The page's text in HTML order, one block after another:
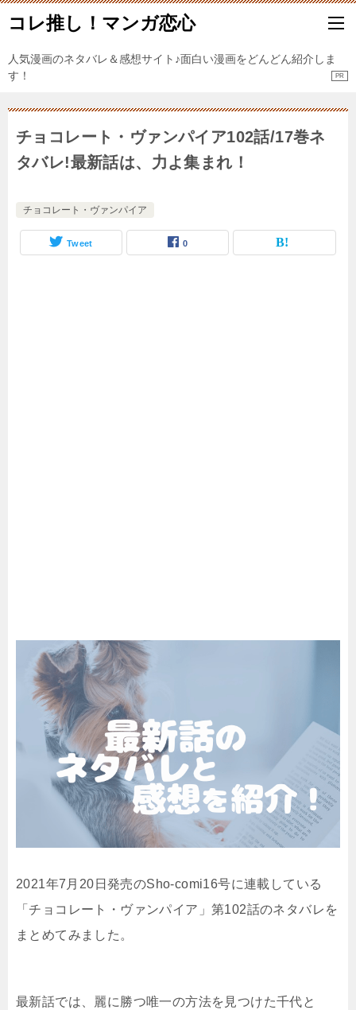
コレ推し！マンガ恋心
人気漫画のネタバレ＆感想サイト♪面白い漫画をどんどん紹介しま
す！
チョコレート・ヴァンパイア102話/17巻ネ
タバレ!最新話は、力よ集まれ！
チョコレート・ヴァンパイア
Tweet 0
2021年7月20日発売のSho-comi16号に連載している
「チョコレート・ヴァンパイア」第102話のネタバレを
まとめてみました。
最新話では、麗に勝つ唯一の方法を見つけた千代と